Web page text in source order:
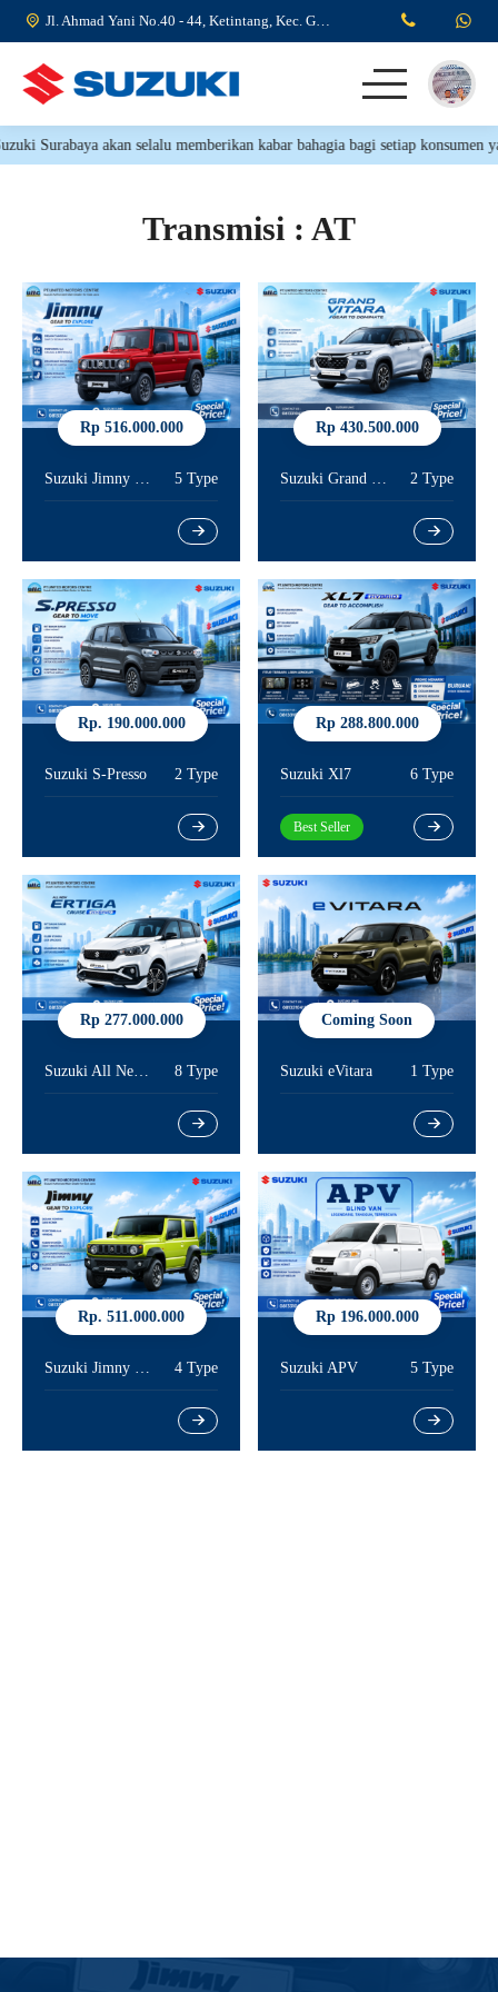
Jl. Ahmad Yani No.40 - 44, Ketintang, Kec. Gayungan, Surabaya, Jawa Timur 60231
Beranda
Surabaya akan selalu memberikan kabar bahagia bagi setiap konsumen
Transmisi : AT
Rp 516.000.000
5 Type
Rp 430.500.000
2 Type
Rp. 190.000.000
Suzuki S-Presso 2 Type
Rp 288.800.000
Suzuki Xl7 6 Type
Best Seller
Rp 277.000.000
8 Type
Coming Soon
Suzuki eVitara 1 Type
Rp. 511.000.000
4 Type
Rp 196.000.000
Suzuki APV 5 Type